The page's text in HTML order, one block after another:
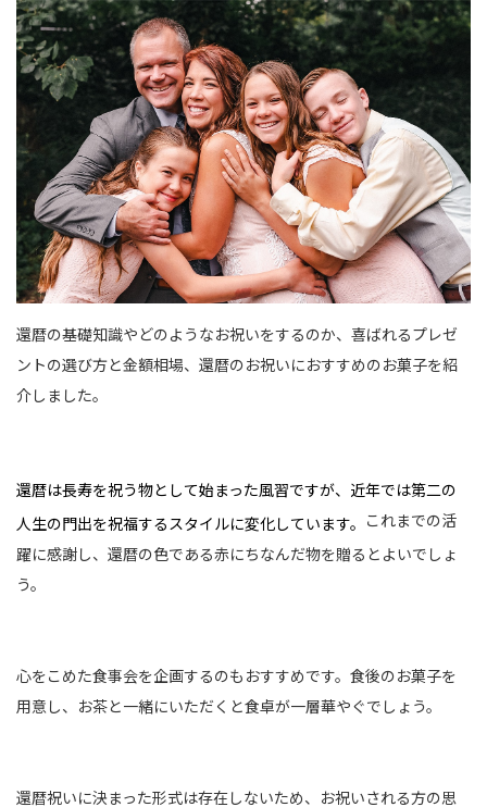
還暦の基礎知識やどのようなお祝いをするのか、喜ばれるプレゼ
ントの選び方と金額相場、還暦のお祝いにおすすめのお菓子を紹
介しました。
還暦は長寿を祝う物として始まった風習ですが、近年では第二の
人生の門出を祝福するスタイルに変化しています。 これまでの活
躍に感謝し、還暦の色である赤にちなんだ物を贈るとよいでしょ
う。
心をこめた食事会を企画するのもおすすめです。食後のお菓子を
用意し、お茶と一緒にいただくと食卓が一層華やぐでしょう。
還暦祝いに決まった形式は存在しないため、お祝いされる方の思